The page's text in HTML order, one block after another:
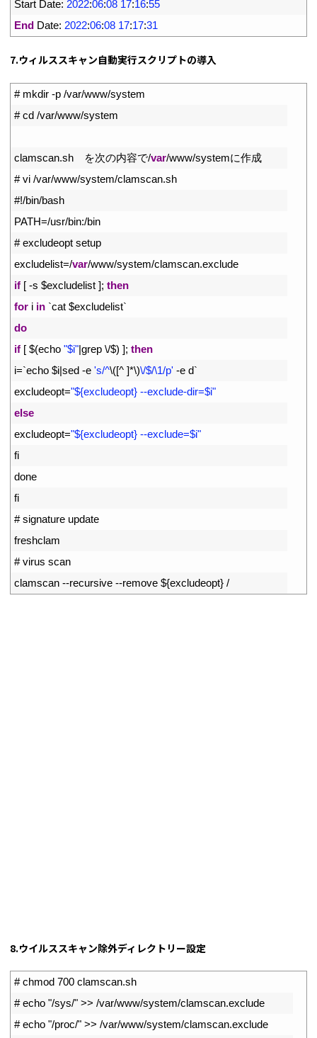
Start Date: 2022:06:08 17:16:55
End Date: 2022:06:08 17:17:31
7.ウィルススキャン自動実行スクリプトの導入
# mkdir -p /var/www/system
# cd /var/www/system
clamscan.sh を次の内容で/var/www/systemに作成
# vi /var/www/system/clamscan.sh
#!/bin/bash
PATH=/usr/bin:/bin
# excludeopt setup
excludelist=/var/www/system/clamscan.exclude
if [ -s $excludelist ]; then
for i in `cat $excludelist`
do
if [ $(echo "$i"|grep \/$) ]; then
i=`echo $i|sed -e 's/^\([^ ]*\)\/$/\1/p' -e d`
excludeopt="${excludeopt} --exclude-dir=$i"
else
excludeopt="${excludeopt} --exclude=$i"
fi
done
fi
# signature update
freshclam
# virus scan
clamscan --recursive --remove ${excludeopt} /
8.ウイルススキャン除外ディレクトリー設定
# chmod 700 clamscan.sh
# echo "/sys/" >> /var/www/system/clamscan.exclude
# echo "/proc/" >> /var/www/system/clamscan.exclude